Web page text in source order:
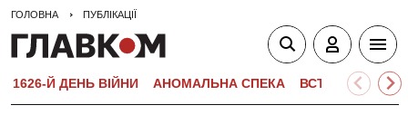
ГОЛОВНА ПУБЛІКАЦІЇ
1626-Й ДЕНЬ ВІЙНИ АНОМАЛЬНА СПЕКА ВСТУПНА